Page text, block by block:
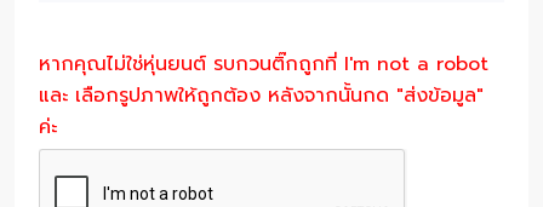
หากคุณไม่ใช่หุ่นยนต์ รบกวนติ๊กถูกที่ I'm not a robot
และ เลือกรูปภาพให้ถูกต้อง หลังจากนั้นกด "ส่งข้อมูล"
ค่ะ